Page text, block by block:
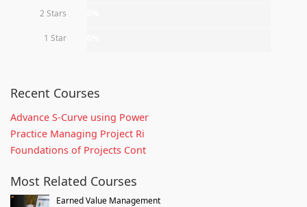
2 Stars
1 Star
Recent Courses
Advance S-Curve using Power
Practice Managing Project Ri
Foundations of Projects Cont
Most Related Courses
Earned Value Management